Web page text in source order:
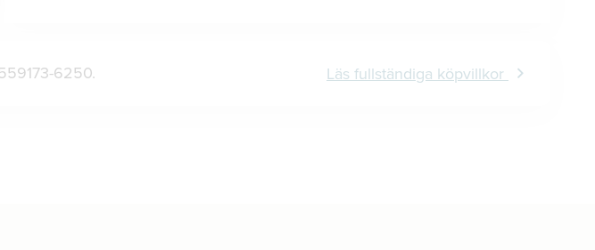
6250. Läs fullständiga köpvillkor